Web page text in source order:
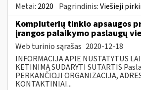
Metai: 2020 Pagrindinis:Viešieji
Kompiuterių tinklo apsaugos
įrangos palaikymo paslaugų
Web turinio sąrašas 2020-12-18
INFORMACIJA APIE NUSTATYTUS
KETINIMĄ SUDARYTI SUTARTIS
PERKANČIOJI ORGANIZACIJA,
KONTAKTINIAI...